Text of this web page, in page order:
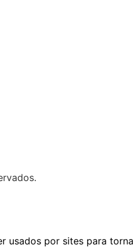
usados por sites para